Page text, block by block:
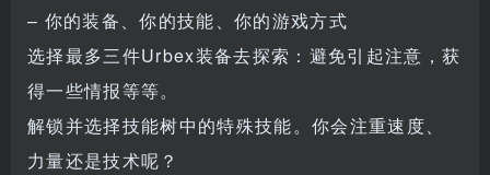
– 你的装备、你的技能、你的游戏方式
选择最多三件Urbex装备去探索：避免引起注意，获
得一些情报等等。
解锁并选择技能树中的特殊技能。你会注重速度、
力量还是技术呢？